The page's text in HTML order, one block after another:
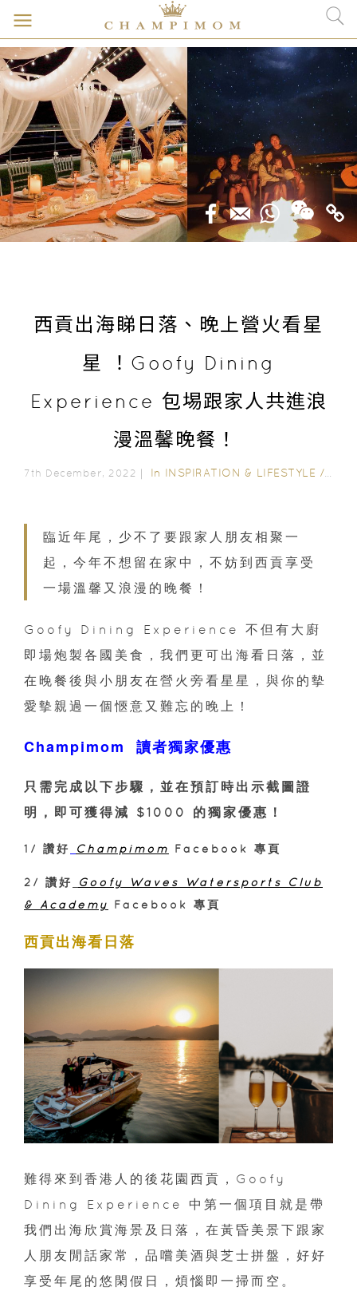
西貢出海睇日落、晚上營火看星
星 ！Goofy Dining
Experience 包埸跟家人共進浪
漫溫馨晚餐！
7th December, 2022｜ In INSPIRATION & LIFESTYLE /
臨近年尾，少不了要跟家人朋友相聚一
起，今年不想留在家中，不妨到西貢享受
一場溫馨又浪漫的晚餐！
Goofy Dining Experience 不但有大廚
即場炮製各國美食，我們更可出海看日落，並
在晚餐後與小朋友在營火旁看星星，與你的摰
愛摰親過一個愜意又難忘的晚上！
Champimom 讀者獨家優惠
只需完成以下步驟，並在預訂時出示截圖證
明，即可獲得減 $1000 的獨家優惠！
1/ 讚好 Champimom Facebook 專頁
2/ 讚好
Goofy Waves Watersports Club
& Academy
Facebook 專頁
西貢出海看日落
難得來到香港人的後花園西貢，Goofy
Dining Experience 中第一個項目就是帶
我們出海欣賞海景及日落，在黃昏美景下跟家
人朋友閒話家常，品嚐美酒與芝士拼盤，好好
享受年尾的悠閑假日，煩惱即一掃而空。